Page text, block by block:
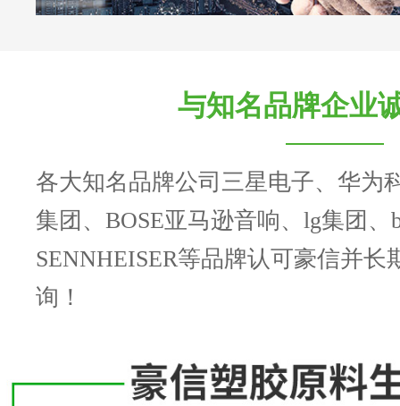
与知名品牌企业
各大知名品牌公司三星电子、华为
集团、BOSE亚马逊音响、lg集团、
SENNHEISER等品牌认可豪信并长
询！